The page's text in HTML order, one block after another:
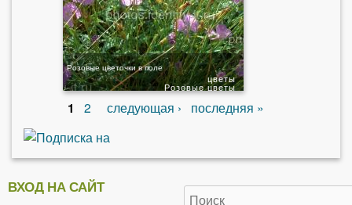
Розовые цветочки в поле
Розовые цветы
цветы
1 2 следующая › последняя »
ВХОД НА САЙТ